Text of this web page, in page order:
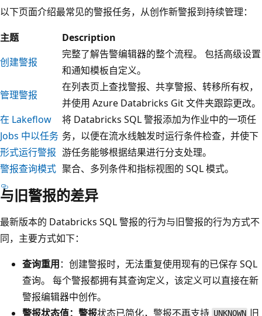
以下页面介绍最常见的警报任务，从创作新警报到持续管理：
主题
Description
创建警报
完整了解告警编辑器的整个流程。 包括高级设置
和通知模板自定义。
管理警报
在列表页上查找警报、共享警报、转移所有权，
并使用 Azure Databricks Git 文件夹跟踪更改。
在 Lakeflow
Jobs 中以任务
形式运行警报
将 Databricks SQL 警报添加为作业中的一项任
务，以便在流水线触发时运行条件检查，并使下
游任务能够根据结果进行分支处理。
警报查询模式 聚合、多列条件和指标视图的 SQL 模式。
与旧警报的差异
最新版本的 Databricks SQL 警报的行为与旧警报的行为方式不
同，主要方式如下：
查询重用：创建警报时，无法重复使用现有的已保存 SQL
查询。 每个警报都拥有其查询定义，该定义可以直接在新
警报编辑器中创作。
警报状态值：警报状态已简化，警报不再支持 UNKNOWN 旧